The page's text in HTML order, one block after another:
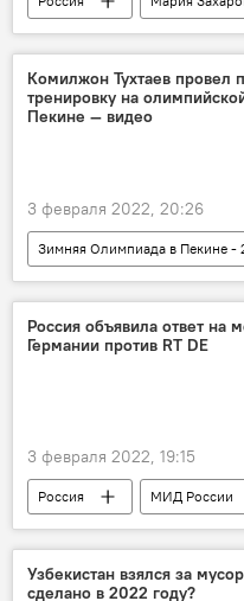
Джейн Псаки
Комилжон Тухтаев провел
тренировку на
Пекине — видео
3 февраля 2022, 20:26
Зимняя Олимпиада в Пекине -
олимпиада
Россия объявила ответ на
Германии против RT DE
3 февраля 2022, 19:15
Россия МИД России
Узбекистан взялся за
сделано в 2022 году?